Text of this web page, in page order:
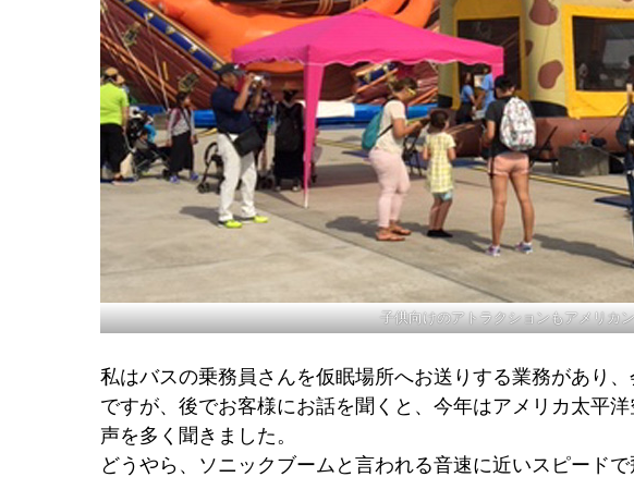
子供向けのアトラクションもアメリカ
私はバスの乗務員さんを仮眠場所へお送りする業務があり
ですが、後でお客様にお話を聞くと、今年はアメリカ太平
声を多く聞きました。
どうやら、ソニックブームと言われる音速に近いスピード